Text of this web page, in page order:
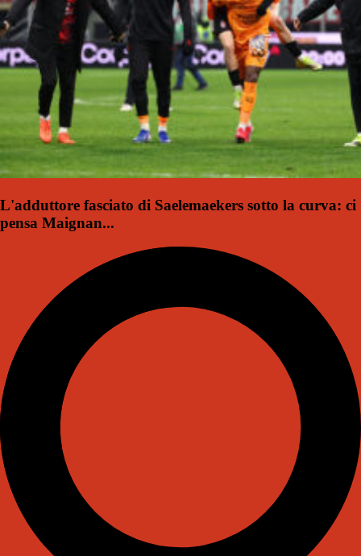
L'adduttore fasciato di Saelemaekers sotto la curva: ci
pensa Maignan...